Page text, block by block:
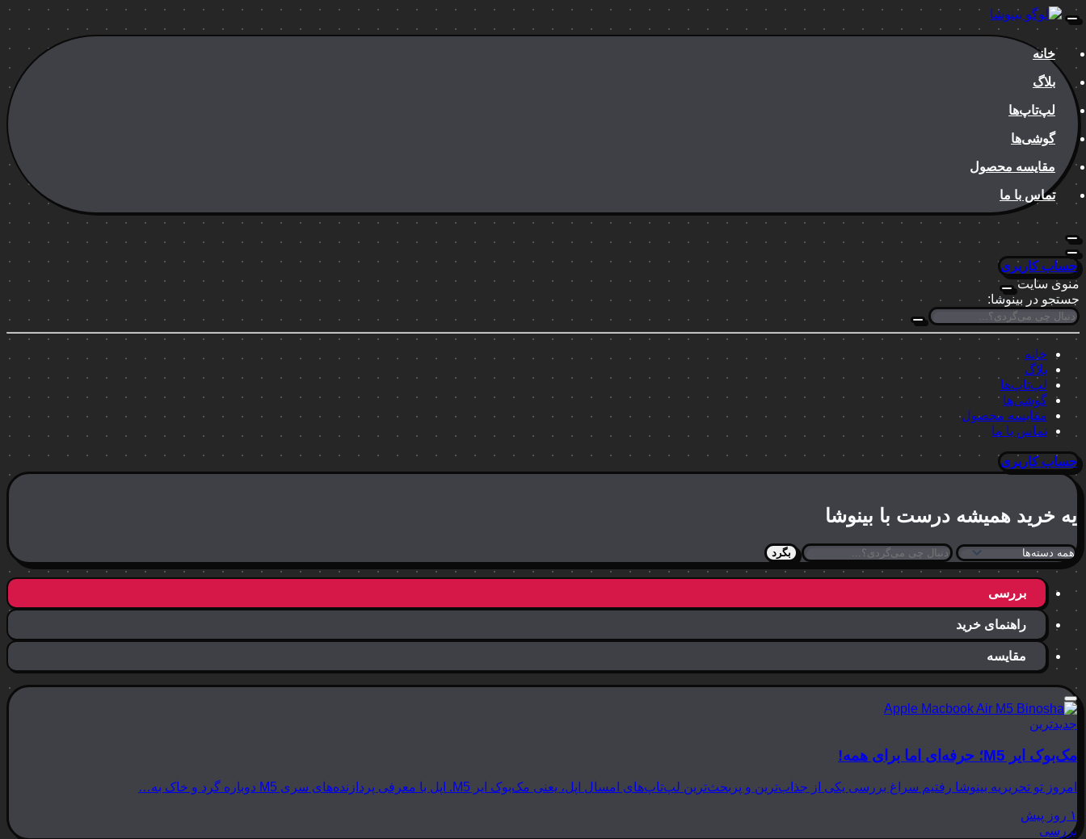
خانه
بلاگ
لپ‌تاپ‌ها
گوشی‌ها
مقایسه محصول
تماس با ما
حساب کاربری
منوی سایت
جستجو در بینوشا:
خانه
بلاگ
لپ‌تاپ‌ها
گوشی‌ها
مقایسه محصول
تماس با ما
حساب کاربری
یه خرید همیشه درست با بینوشا
بگرد
بررسی
راهنمای خرید
مقایسه
جدیدترین
مک‌بوک ایر M5؛ حرفه‌ای اما برای همه!
امروز تو تحریریه بینوشا رفتیم سراغ بررسی یکی از جذاب‌ترین و پربحث‌ترین لپ‌تاپ‌های امسال اپل، یعنی مک‌بوک ایر M5. اپل با معرفی پردازنده‌های سری M5 دوباره گرد و خاک به…
۱ روز پیش
بررسی